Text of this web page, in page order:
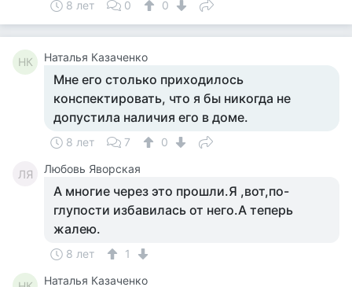
8 лет 0 0
НК Наталья Казаченко
Мне его столько приходилось
конспектировать, что я бы никогда не
допустила наличия его в доме.
8 лет 7 0
ЛЯ Любовь Яворская
А многие через это прошли.Я ,вот,по-
глупости избавилась от него.А теперь
жалею.
8 лет 1
Наталья Казаченко